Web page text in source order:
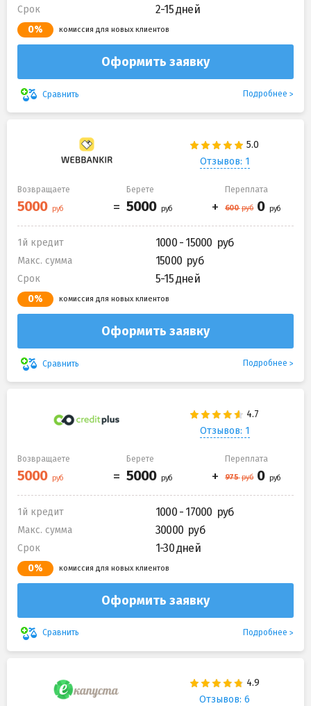
Срок 2-15 дней
0% комиссия для новых клиентов
Оформить заявку
Сравнить Подробнее
Отзывов: 1
Возвращаете Берете Переплата
1й кредит 1000 - 15000
Макс. сумма 15000
Срок 5-15 дней
0% комиссия для новых клиентов
Оформить заявку
Сравнить Подробнее
Отзывов: 1
Возвращаете Берете Переплата
1й кредит 1000 - 17000
Макс. сумма 30000
Срок 1-30 дней
0% комиссия для новых клиентов
Оформить заявку
Сравнить Подробнее
Отзывов: 6